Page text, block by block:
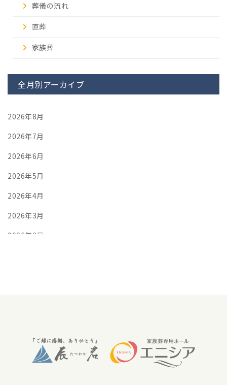
葬儀の流れ
直葬
家族葬
全月別アーカイブ
2026年8月
2026年7月
2026年6月
2026年5月
2026年4月
2026年3月
2026年2月
2025年8月